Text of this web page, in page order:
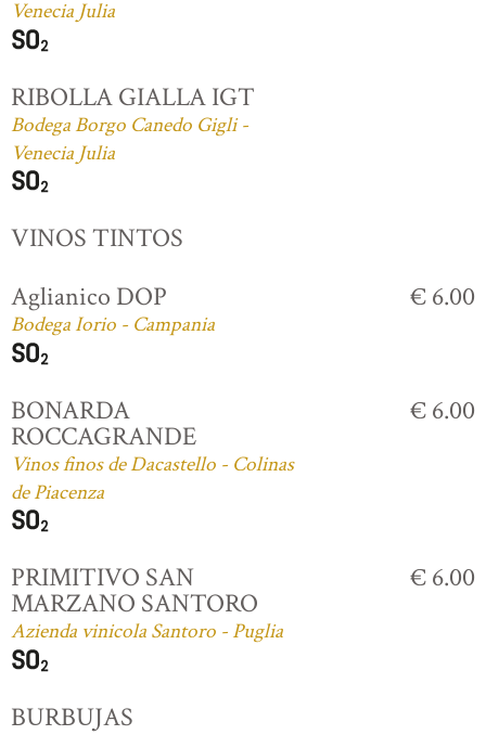
Venecia Julia
RIBOLLA GIALLA IGT
Bodega Borgo Canedo Gigli -
Venecia Julia
VINOS TINTOS
Aglianico DOP
Bodega Iorio - Campania
€ 6.00
BONARDA
ROCCAGRANDE
Vinos finos de Dacastello - Colinas
de Piacenza
€ 6.00
PRIMITIVO SAN
MARZANO SANTORO
Azienda vinicola Santoro - Puglia
€ 6.00
BURBUJAS